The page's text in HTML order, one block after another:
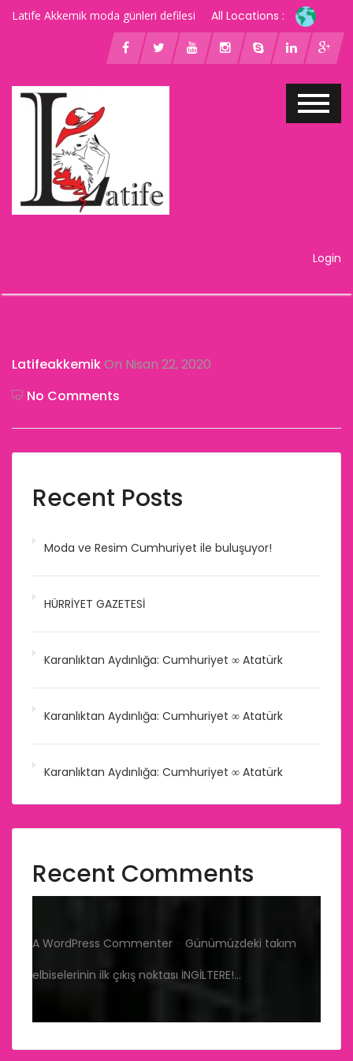
Latife Akkemik moda günleri defilesi All Locations :
Login
LatifeakkemikOn Nisan 22, 2020
No Comments
Recent Posts
Moda ve Resim Cumhuriyet ile buluşuyor!
HÜRRİYET GAZETESİ
Karanlıktan Aydınlığa: Cumhuriyet ∞ Atatürk
Karanlıktan Aydınlığa: Cumhuriyet ∞ Atatürk
Karanlıktan Aydınlığa: Cumhuriyet ∞ Atatürk
Recent Comments
A WordPress Commenter
Günümüzdeki takım
elbiselerinin ilk çıkış noktası İNGİLTERE!…